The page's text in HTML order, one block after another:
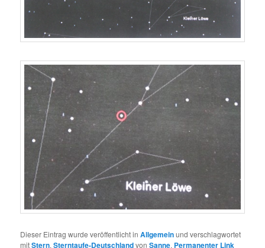
Dieser Eintrag wurde veröffentlicht inAllgemeinund verschlagwortet
mitStern,Sterntaufe-DeutschlandvonSanne. Permanenter Link